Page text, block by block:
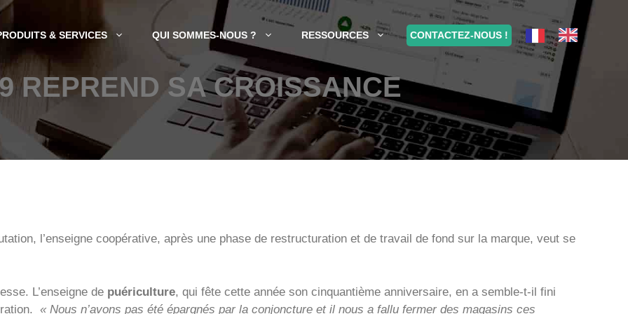
& SERVICES QUI SOMMES-NOUS ? RESSOURCES CONTACTEZ-NOUS !
REPREND SA CROISSANCE
l’enseigne coopérative, après une phase de restructuration et de travail de fond sur la marque, veut se
L’enseigne de puériculture, qui fête cette année son cinquantième anniversaire, en a semble-t-il fini
« Nous n’avons pas été épargnés par la conjoncture et il nous a fallu fermer des magasins ces